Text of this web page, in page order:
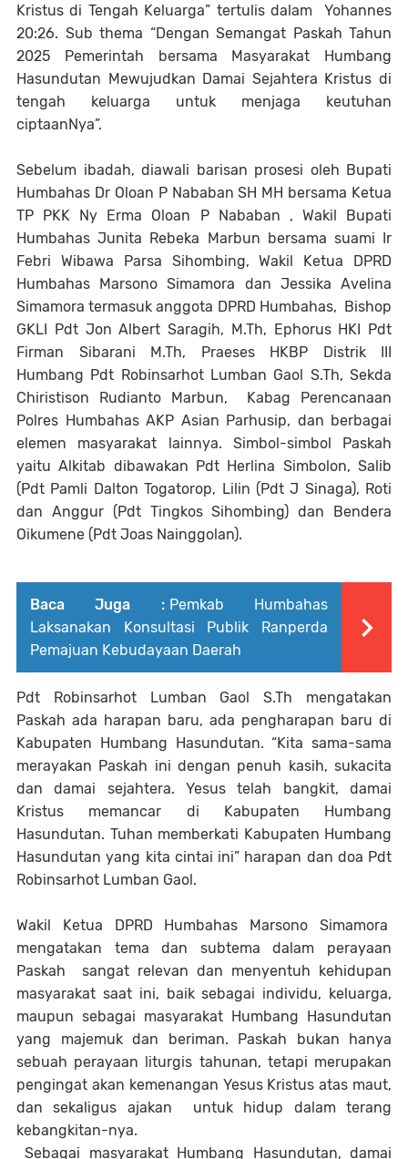
Kristus di Tengah Keluarga” tertulis dalam Yohannes
20:26. Sub thema “Dengan Semangat Paskah Tahun
2025 Pemerintah bersama Masyarakat Humbang
Hasundutan Mewujudkan Damai Sejahtera Kristus di
tengah keluarga untuk menjaga keutuhan
ciptaanNya”.
Sebelum ibadah, diawali barisan prosesi oleh Bupati
Humbahas Dr Oloan P Nababan SH MH bersama Ketua
TP PKK Ny Erma Oloan P Nababan , Wakil Bupati
Humbahas Junita Rebeka Marbun bersama suami Ir
Febri Wibawa Parsa Sihombing, Wakil Ketua DPRD
Humbahas Marsono Simamora dan Jessika Avelina
Simamora termasuk anggota DPRD Humbahas, Bishop
GKLI Pdt Jon Albert Saragih, M.Th, Ephorus HKI Pdt
Firman Sibarani M.Th, Praeses HKBP Distrik III
Humbang Pdt Robinsarhot Lumban Gaol S.Th, Sekda
Chiristison Rudianto Marbun, Kabag Perencanaan
Polres Humbahas AKP Asian Parhusip, dan berbagai
elemen masyarakat lainnya. Simbol-simbol Paskah
yaitu Alkitab dibawakan Pdt Herlina Simbolon, Salib
(Pdt Pamli Dalton Togatorop, Lilin (Pdt J Sinaga), Roti
dan Anggur (Pdt Tingkos Sihombing) dan Bendera
Oikumene (Pdt Joas Nainggolan).
Baca Juga : Pemkab Humbahas
Laksanakan Konsultasi Publik Ranperda
Pemajuan Kebudayaan Daerah
Pdt Robinsarhot Lumban Gaol S.Th mengatakan
Paskah ada harapan baru, ada pengharapan baru di
Kabupaten Humbang Hasundutan. “Kita sama-sama
merayakan Paskah ini dengan penuh kasih, sukacita
dan damai sejahtera. Yesus telah bangkit, damai
Kristus memancar di Kabupaten Humbang
Hasundutan. Tuhan memberkati Kabupaten Humbang
Hasundutan yang kita cintai ini” harapan dan doa Pdt
Robinsarhot Lumban Gaol.
Wakil Ketua DPRD Humbahas Marsono Simamora
mengatakan tema dan subtema dalam perayaan
Paskah sangat relevan dan menyentuh kehidupan
masyarakat saat ini, baik sebagai individu, keluarga,
maupun sebagai masyarakat Humbang Hasundutan
yang majemuk dan beriman. Paskah bukan hanya
sebuah perayaan liturgis tahunan, tetapi merupakan
pengingat akan kemenangan Yesus Kristus atas maut,
dan sekaligus ajakan untuk hidup dalam terang
kebangkitan-nya.
Sebagai masyarakat Humbang Hasundutan, damai